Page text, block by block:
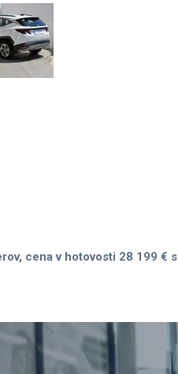
cena v hotovosti 28 199 € s